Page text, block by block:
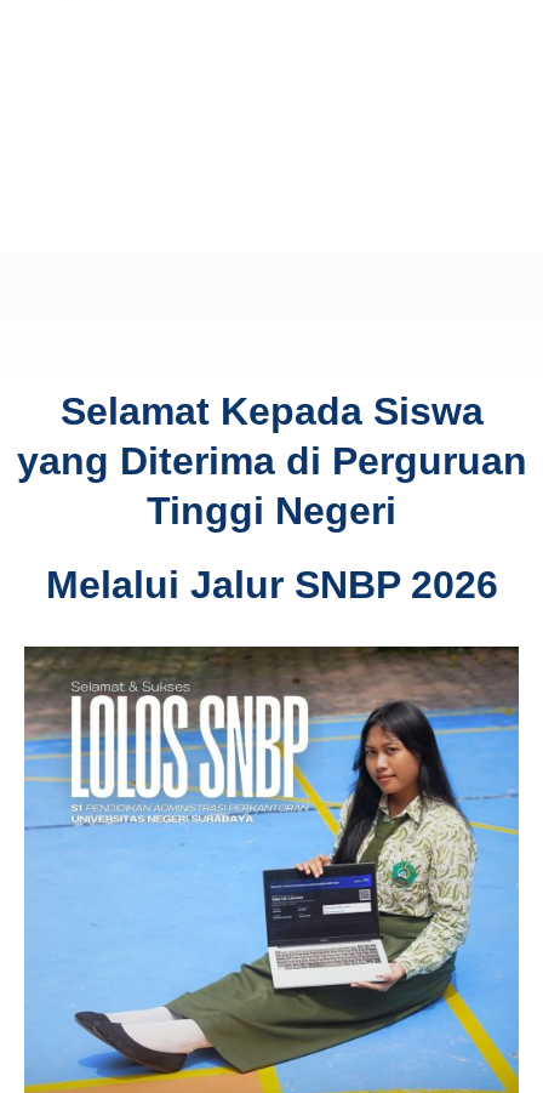
Selamat Kepada Siswa
yang Diterima di Perguruan
Tinggi Negeri
Melalui Jalur SNBP 2026